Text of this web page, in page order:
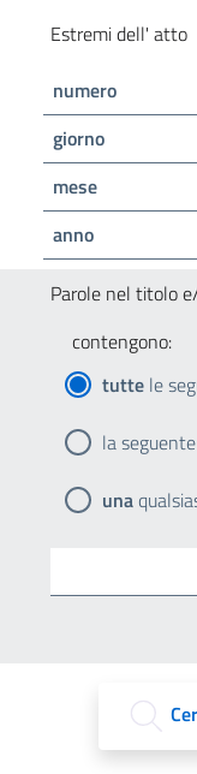
Estremi dell' atto
numero
giorno
mese
anno
Parole nel titolo
contengono:
tutte le
la seguente
una